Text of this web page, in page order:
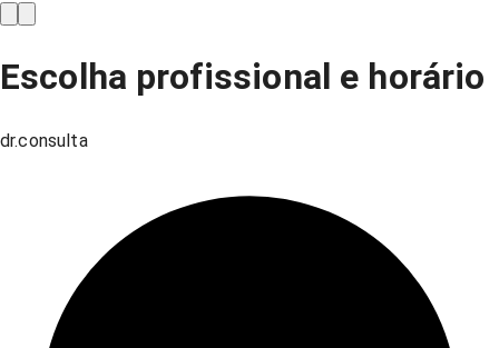
Escolha profissional e horário
dr.consulta